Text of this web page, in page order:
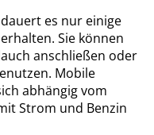
es nur einige
Sie können
anschließen oder
Mobile
abhängig vom
Strom und Benzin